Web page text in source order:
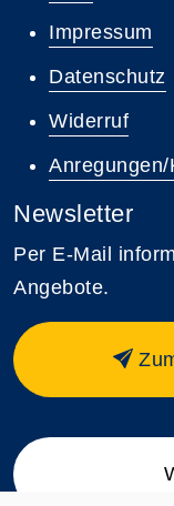
Impressum
Datenschutz
Widerruf
Anregungen/
Newsletter
Per E-Mail
Angebote.